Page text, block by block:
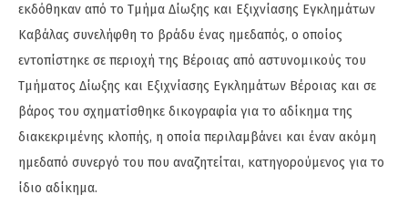
εκδόθηκαν από το Τμήμα Δίωξης και Εξιχνίασης Εγκλημάτων
Καβάλας συνελήφθη το βράδυ ένας ημεδαπός, ο οποίος
εντοπίστηκε σε περιοχή της Βέροιας από αστυνομικούς του
Τμήματος Δίωξης και Εξιχνίασης Εγκλημάτων Βέροιας και σε
βάρος του σχηματίσθηκε δικογραφία για το αδίκημα της
διακεκριμένης κλοπής, η οποία περιλαμβάνει και έναν ακόμη
ημεδαπό συνεργό του που αναζητείται, κατηγορούμενος για το
ίδιο αδίκημα.